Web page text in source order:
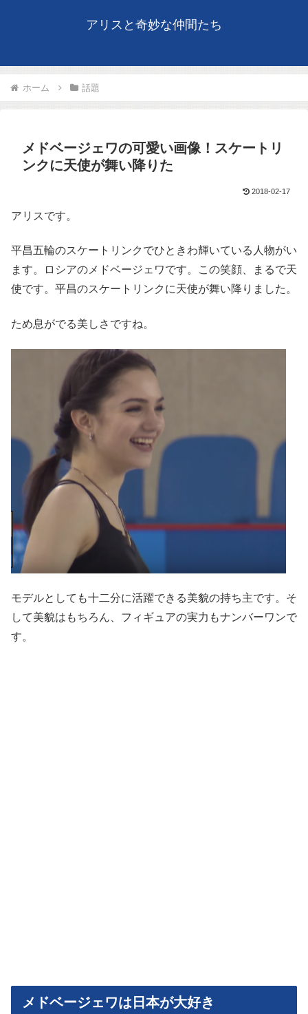
アリスと奇妙な仲間たち
ホーム 話題
メドベージェワの可愛い画像！スケートリ
ンクに天使が舞い降りた
2018-02-17
アリスです。
平昌五輪のスケートリンクでひときわ輝いている人物がい
ます。ロシアのメドベージェワです。この笑顔、まるで天
使です。平昌のスケートリンクに天使が舞い降りました。
ため息がでる美しさですね。
モデルとしても十二分に活躍できる美貌の持ち主です。そ
して美貌はもちろん、フィギュアの実力もナンバーワンで
す。
メドベージェワは日本が大好き